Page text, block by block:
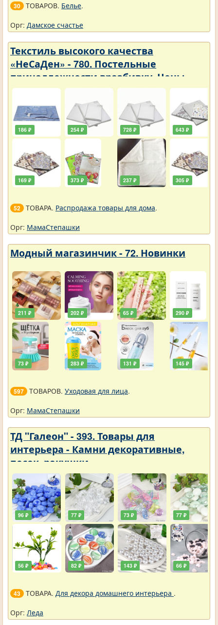
30 ТОВАРОВ. Белье.
Орг: Дамское счастье
Текстиль высокого качества
«НеСаДен» - 780. Постельные
принадлежности вразбивку. Цены
упали
186 ₽
169 ₽
254 ₽
373 ₽
728 ₽
237 ₽
643 ₽
305 ₽
52 ТОВАРА. Распродажа товары для дома.
Орг: МамаСтепашки
Модный магазинчик - 72. Новинки
211 ₽
73 ₽
202 ₽
283 ₽
65 ₽
131 ₽
290 ₽
145 ₽
597 ТОВАРОВ. Уходовая для лица.
Орг: МамаСтепашки
ТД "Галеон" - 393. Товары для
интерьера - Камни декоративные,
песок, ракушки
96 ₽
56 ₽
77 ₽
82 ₽
73 ₽
143 ₽
77 ₽
66 ₽
43 ТОВАРА. Для декора домашнего интерьера .
Орг: Леда